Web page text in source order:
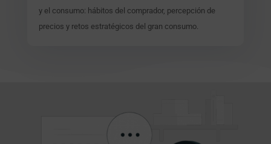
y el consumo: hábitos del comprador, percepción de
precios y retos estratégicos del gran consumo.